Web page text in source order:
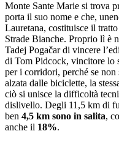
Monte Sante Marie si trova
porta il suo nome e che,
Lauretana, costituisce il
Strade Bianche. Proprio lì è
Tadej Pogačar di vincere
di Tom Pidcock, vincitore lo
per i corridori, perché se non
alzata dalle biciclette, la
ciò si unisce la difficoltà
dislivello. Degli 11,5 km di
ben 4,5 km sono in salita,
anche il 18%.